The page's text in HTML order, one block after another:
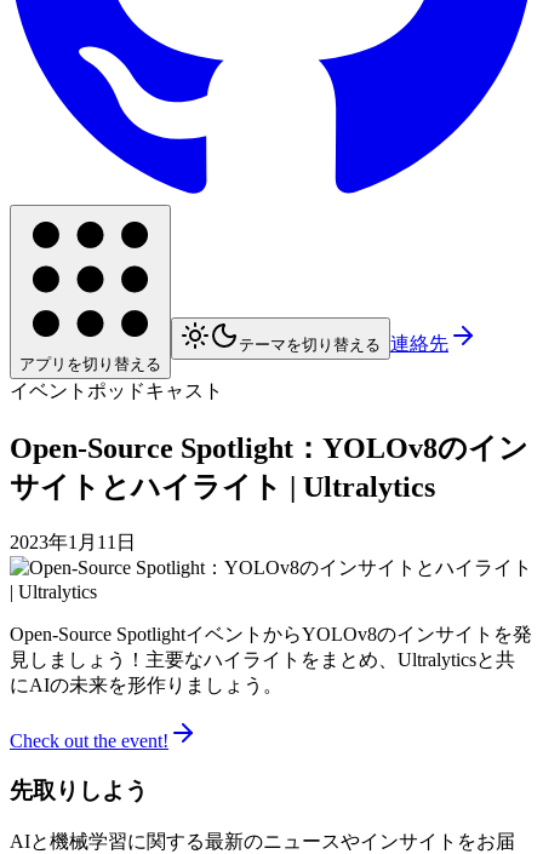
アプリを切り替える
テーマを切り替える 連絡先
イベント ポッドキャスト
Open-Source Spotlight：YOLOv8のイン
サイトとハイライト | Ultralytics
2023年1月11日
Open-Source SpotlightイベントからYOLOv8のインサイトを発
見しましょう！主要なハイライトをまとめ、Ultralyticsと共
にAIの未来を形作りましょう。
Check out the event!
先取りしよう
AIと機械学習に関する最新のニュースやインサイトをお届